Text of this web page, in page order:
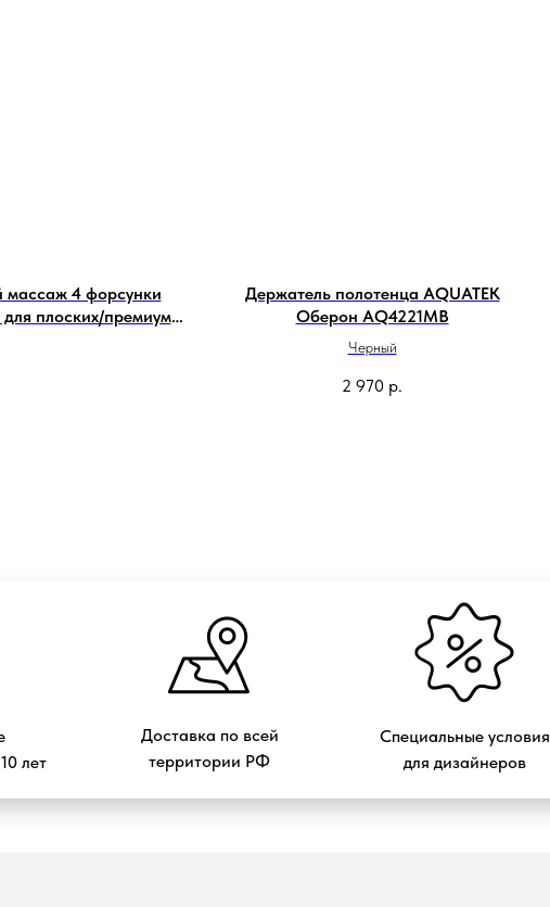
массаж 4 форсунки
для плоских/премиум
Держатель полотенца AQUATEK
Оберон AQ4221MB
Черный
2 970 р.
Доставка по всей
территории РФ
лет
Специальные условия
для дизайнеров